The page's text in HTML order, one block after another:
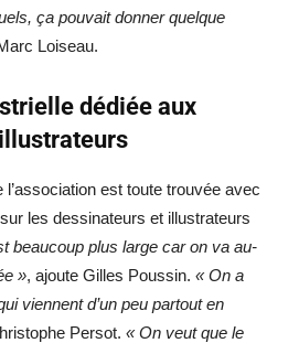
ça pouvait donner quelque
Loiseau.
dédiée aux
est toute trouvée avec
les dessinateurs et illustrateurs
beaucoup plus large car on va au-
», ajoute Gilles Poussin. « On a
viennent d’un peu partout en
Persot. « On veut que le